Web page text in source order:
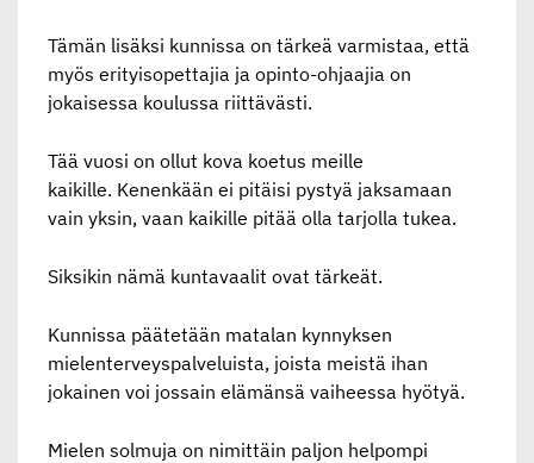
Tämän lisäksi kunnissa on tärkeä varmistaa, että
myös erityisopettajia ja opinto-ohjaajia on
jokaisessa koulussa riittävästi.
Tää vuosi on ollut kova koetus meille
kaikille. Kenenkään ei pitäisi pystyä jaksamaan
vain yksin, vaan kaikille pitää olla tarjolla tukea.
Siksikin nämä kuntavaalit ovat tärkeät.
Kunnissa päätetään matalan kynnyksen
mielenterveyspalveluista, joista meistä ihan
jokainen voi jossain elämänsä vaiheessa hyötyä.
Mielen solmuja on nimittäin paljon helpompi